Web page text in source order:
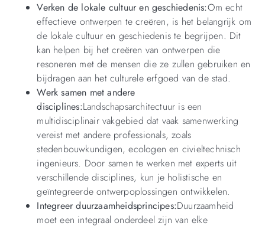
Verken de lokale cultuur en geschiedenis:Om echt
effectieve ontwerpen te creëren, is het belangrijk om
de lokale cultuur en geschiedenis te begrijpen. Dit
kan helpen bij het creëren van ontwerpen die
resoneren met de mensen die ze zullen gebruiken en
bijdragen aan het culturele erfgoed van de stad.
Werk samen met andere
disciplines:Landschapsarchitectuur is een
multidisciplinair vakgebied dat vaak samenwerking
vereist met andere professionals, zoals
stedenbouwkundigen, ecologen en civieltechnisch
ingenieurs. Door samen te werken met experts uit
verschillende disciplines, kun je holistische en
geïntegreerde ontwerpoplossingen ontwikkelen.
Integreer duurzaamheidsprincipes:Duurzaamheid
moet een integraal onderdeel zijn van elke